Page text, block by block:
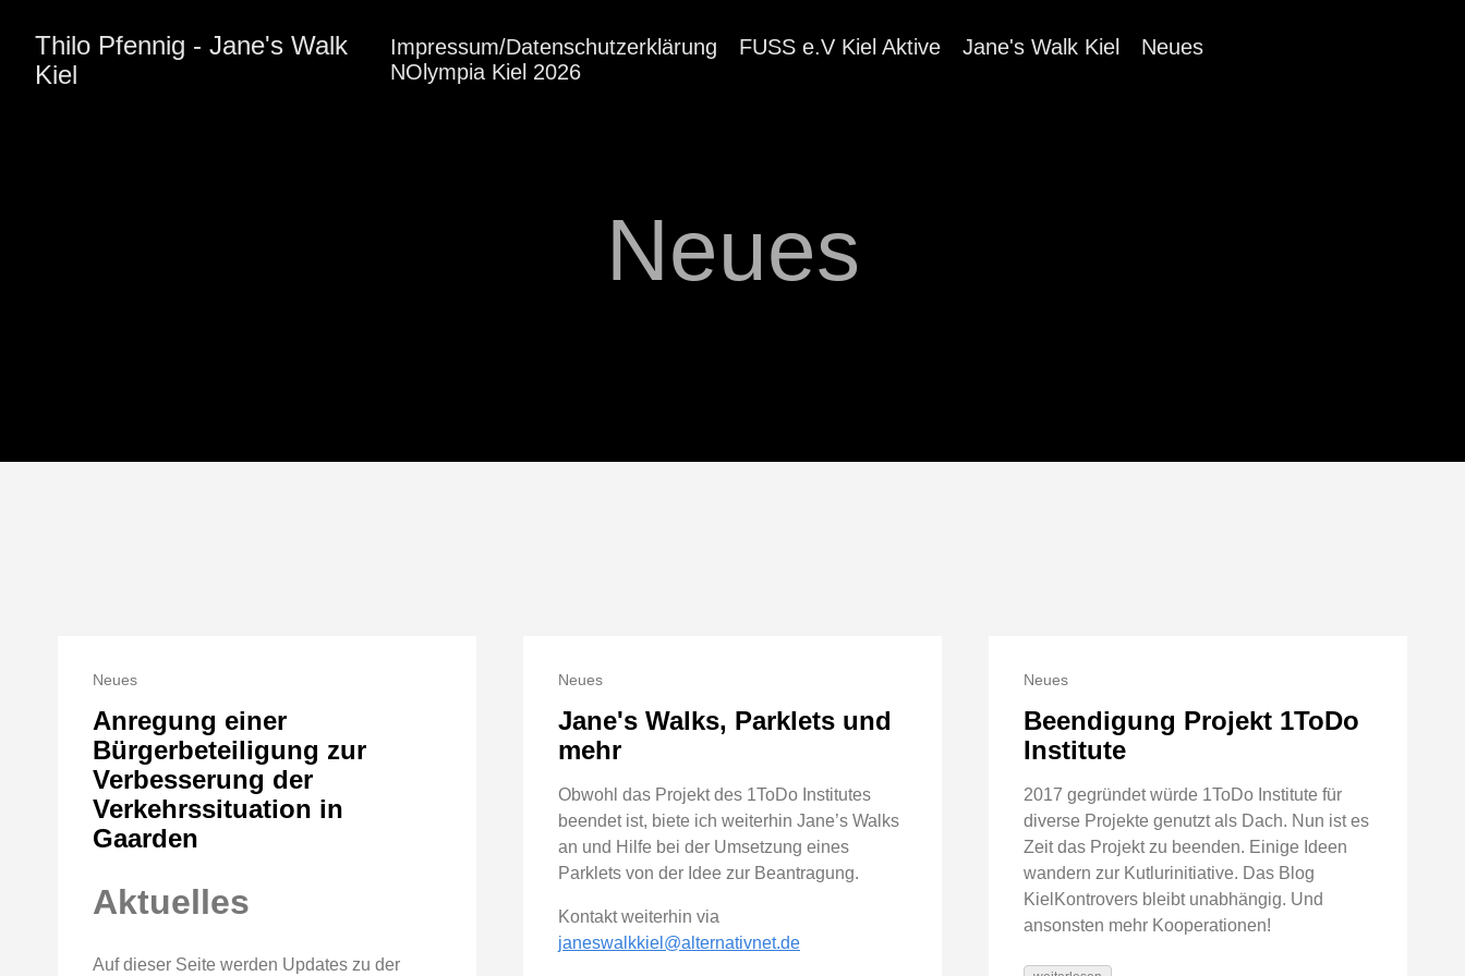
Thilo Pfennig - Jane's Walk
Kiel
Impressum/Datenschutzerklärung FUSS e.V Kiel Aktive Jane's Walk Kiel
Neues
NOlympia Kiel 2026
Neues
Neues
Anregung einer
Bürgerbeteiligung zur
Verbesserung der
Verkehrssituation in
Gaarden
Aktuelles
Auf dieser Seite werden Updates zu der
Neues
Jane's Walks, Parklets und
mehr
Obwohl das Projekt des 1ToDo Institutes
beendet ist, biete ich weiterhin Jane’s Walks
an und Hilfe bei der Umsetzung eines
Parklets von der Idee zur Beantragung.
Kontakt weiterhin via
janeswalkkiel@alternativnet.de
Neues
Beendigung Projekt 1ToDo
Institute
2017 gegründet würde 1ToDo Institute für
diverse Projekte genutzt als Dach. Nun ist es
Zeit das Projekt zu beenden. Einige Ideen
wandern zur Kutlurinitiative. Das Blog
KielKontrovers bleibt unabhängig. Und
ansonsten mehr Kooperationen!